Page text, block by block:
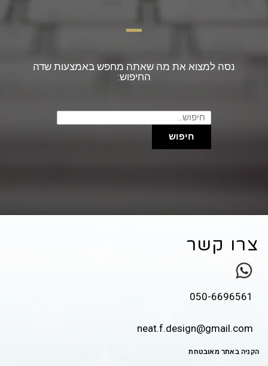
נסה למצוא את מה שאתה מחפש באמצעות שדה
החיפוש:
חיפוש
עבור:
חיפוש
צרו קשר
050-6696561
neat.f.design@gmail.com
הקניה באתר מאובטחת